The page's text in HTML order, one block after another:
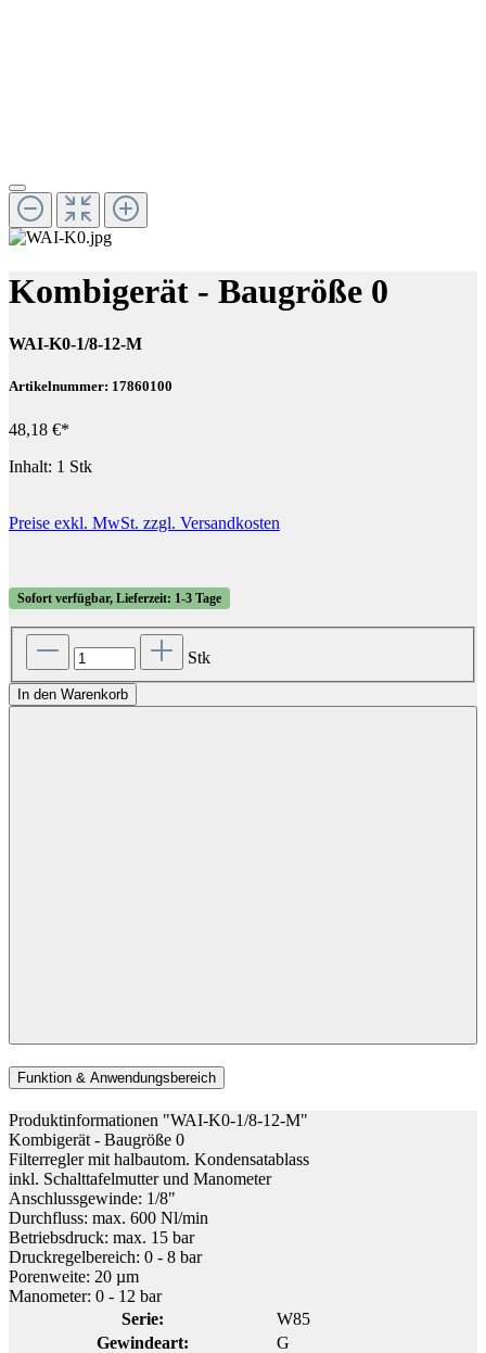
Kombigerät - Baugröße 0
WAI-K0-1/8-12-M
Artikelnummer: 17860100
48,18 €*
Inhalt: 1 Stk
Preise exkl. MwSt. zzgl. Versandkosten
Sofort verfügbar, Lieferzeit: 1-3 Tage
Stk
In den Warenkorb
Funktion & Anwendungsbereich
Produktinformationen "WAI-K0-1/8-12-M"
Kombigerät - Baugröße 0
Filterregler mit halbautom. Kondensatablass
inkl. Schalttafelmutter und Manometer
Anschlussgewinde: 1/8"
Durchfluss: max. 600 Nl/min
Betriebsdruck: max. 15 bar
Druckregelbereich: 0 - 8 bar
Porenweite: 20 µm
Manometer: 0 - 12 bar
Serie:
W85
Gewindeart:
G